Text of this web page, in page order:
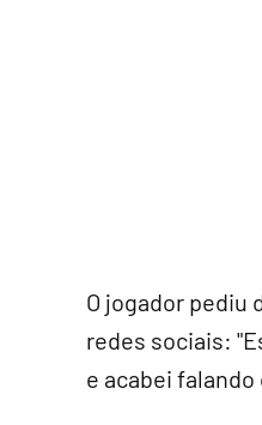
O jogador pediu
redes sociais:
e acabei